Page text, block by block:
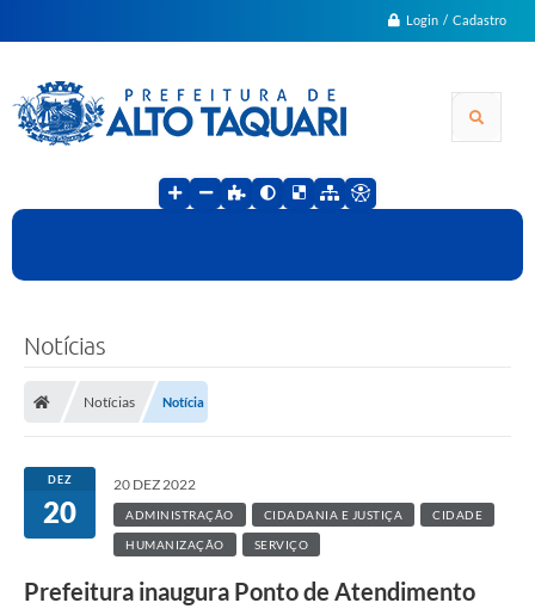
Login / Cadastro
Notícias
Notícias Notícia
DEZ
20
20 DEZ 2022
ADMINISTRAÇÃO CIDADANIA E JUSTIÇA CIDADE
HUMANIZAÇÃO SERVIÇO
Prefeitura inaugura Ponto de Atendimento